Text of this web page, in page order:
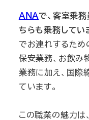
ANAで、客室乗務
ちらも乗務してい
でお連れするため
保安業務、お飲み
業務に加え、国際
ています。
この職業の魅力は、